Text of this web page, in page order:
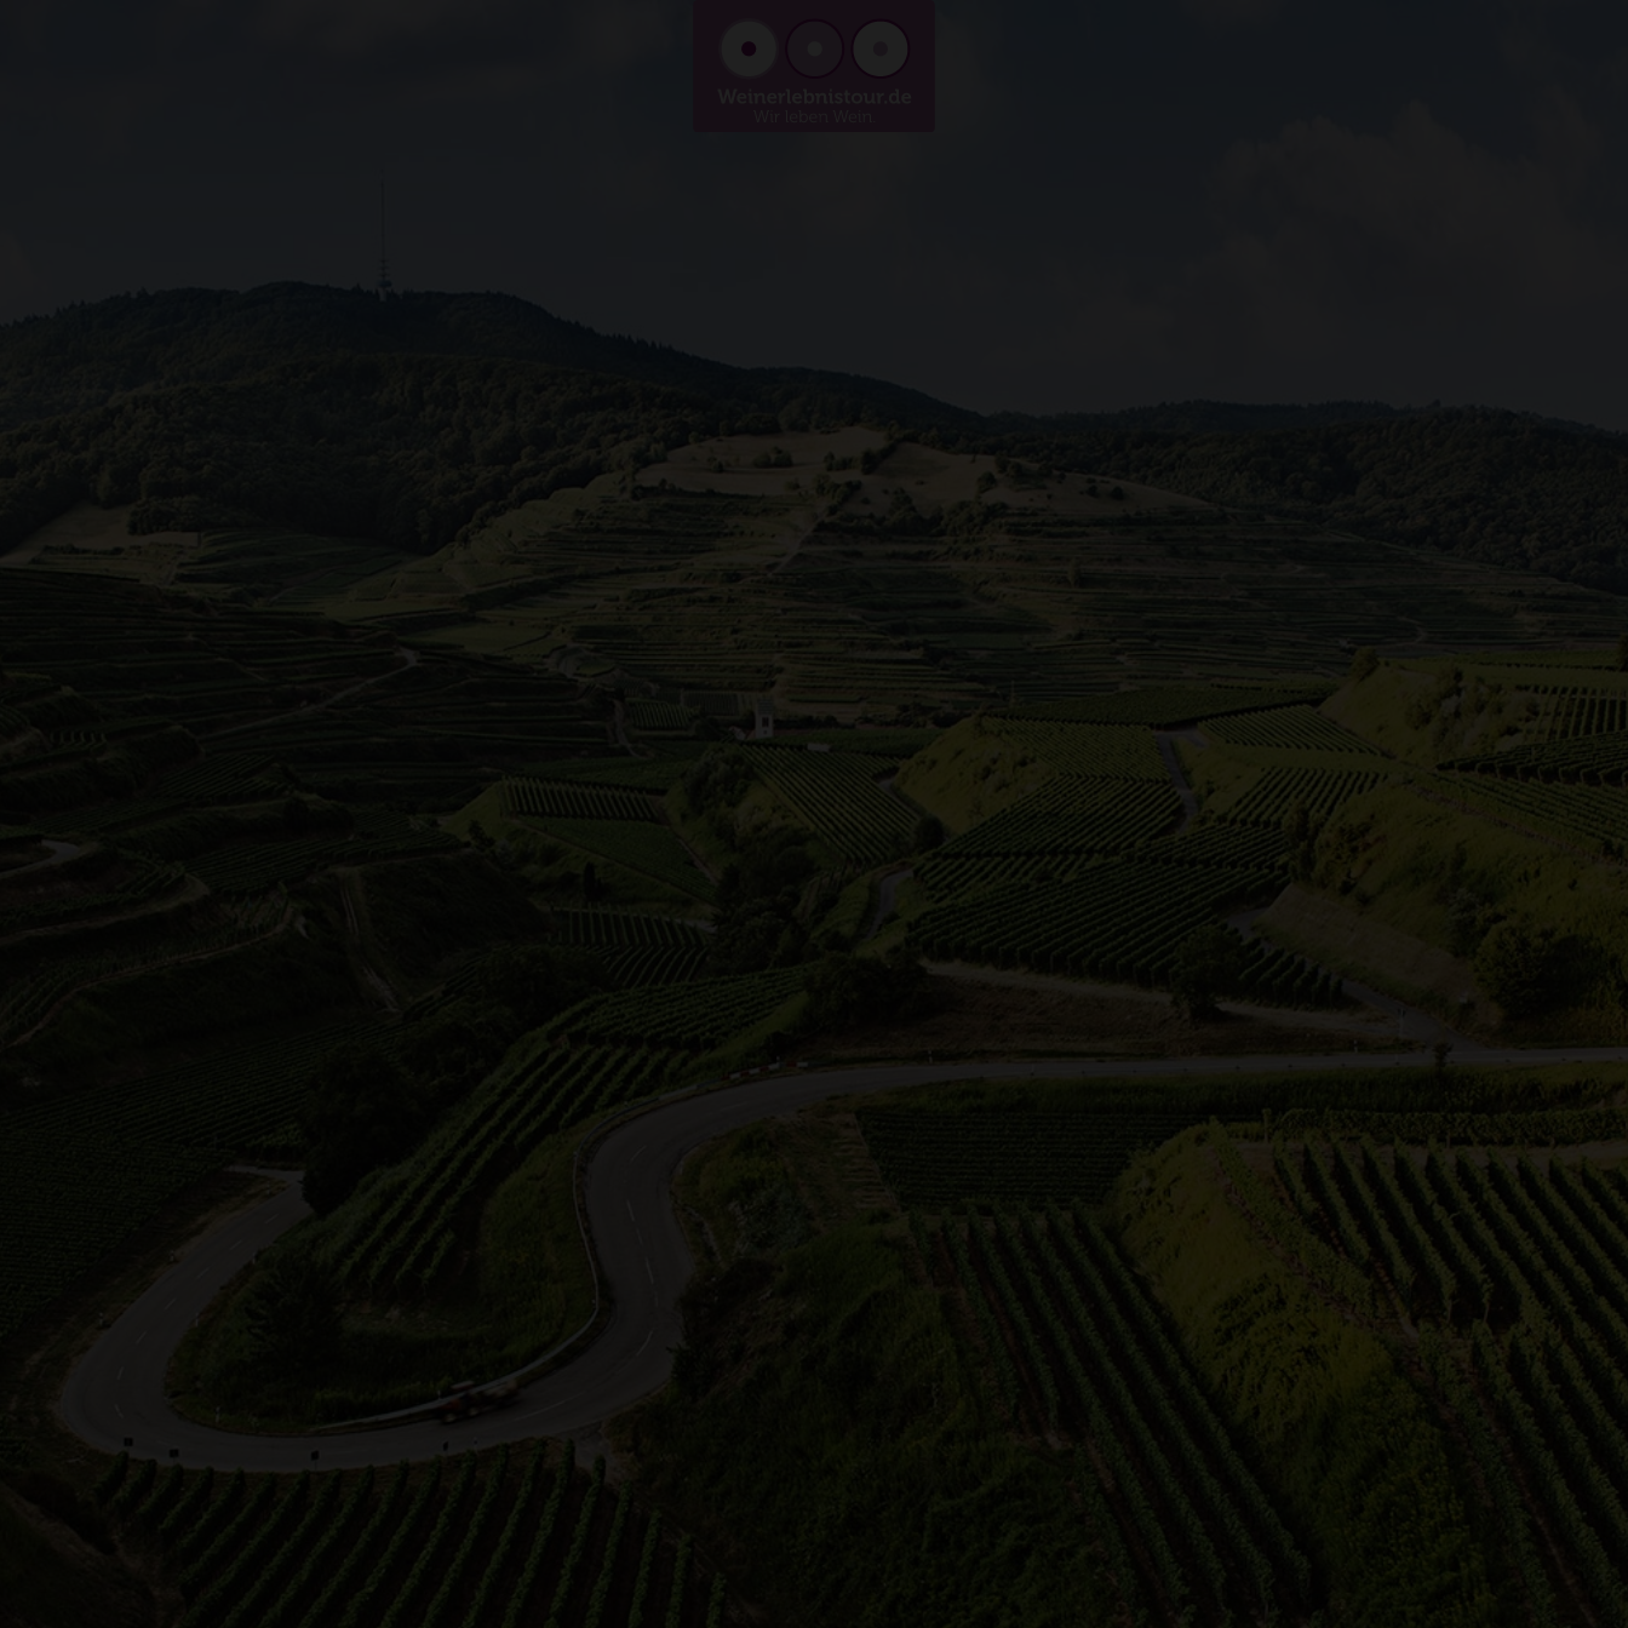
Die reizvolle Weinregion des Zabergäus wird von den Höhenzügen Stromberg und Heuchelberg umgeben.
Das Zabergäu, die malerische Urlaubs- und Weinregion, ist Deutschlands größte Rotweinlandschaft. Sie
liegt südwestlich von Heilbronn im Herzen Württembergs. Die ausgezeichneten klimatischen
Bedingungen und die reichhaltigen Böden ermöglichen es den Wengertern hochklassige Weine zu
produzieren. Einmalige Ausblicke über Weinberge und Landschaft, Wiesen, Wälder und das
sonnenverwöhnte Zabergäu, eine Empfehlung um einfach mal abzuschalten und zu genießen.
zurück zur Karte
24
Unsere Weinerlebnisführer in der Region Zabergäu